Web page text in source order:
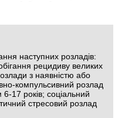
наступних розладів:
рецидиву великих
з наявністю або
компульсивний розлад
17 років; соціальний
стресовий розлад